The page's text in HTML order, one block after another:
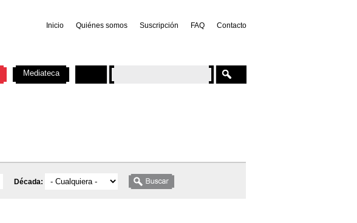
Inicio Quiénes somos Suscripción FAQ Contacto
Década:
Mediateca